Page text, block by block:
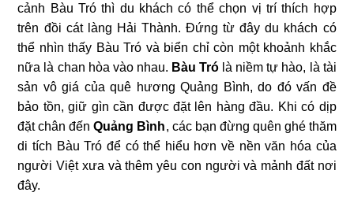
cảnh Bàu Tró thì du khách có thể chọn vị trí thích hợp
trên đồi cát làng Hải Thành. Đứng từ đây du khách có
thể nhìn thấy Bàu Tró và biển chỉ còn một khoảnh khắc
nữa là chan hòa vào nhau. Bàu Tró là niềm tự hào, là tài
sản vô giá của quê hương Quảng Bình, do đó vấn đề
bảo tồn, giữ gìn cần được đặt lên hàng đầu. Khi có dịp
đặt chân đếnQuảng Bình, các bạn đừng quên ghé thăm
di tích Bàu Tró để có thể hiểu hơn về nền văn hóa của
người Việt xưa và thêm yêu con người và mảnh đất nơi
đây.